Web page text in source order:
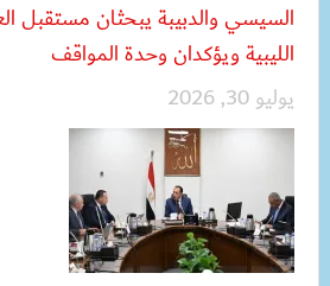
السيسي والدبيبة يبحثان مستقبل
الليبية ويؤكدان وحدة المواقف
يوليو 30, 2026